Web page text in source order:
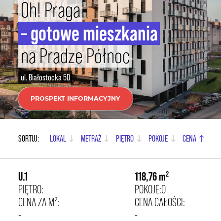
INWESTOR
KONTAKT
Oh! Praga
– gotowe mieszkania
na Pradze Północ
ul. Białostocka 5D
PROSPEKT INFORMACYJNY
SORTUJ: LOKAL PIĘTRO POKOJE
METRAŻ CENA
U.1
PIĘTRO: POKOJE:0
118,76 m²
CENA ZA M²:
-
CENA CAŁOŚCI:
-
17 835,00 zł/m²